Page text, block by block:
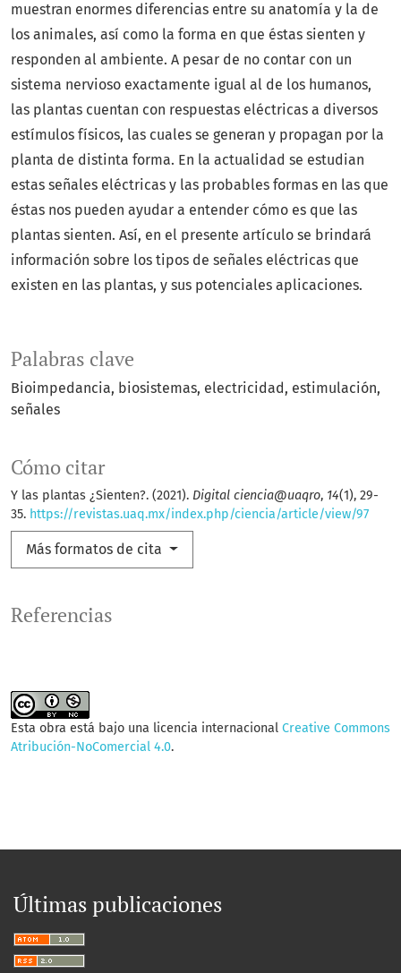
Palabras clave
Bioimpedancia biosistemas electricidad
estimulación
señales
Cómo citar
Y las plantas ¿Sienten?. (2021). Digital ciencia@uaqro, 14(1), 29-
35. https://revistas.uaq.mx/index.php/ciencia/article/view/97
Más formatos de cita
muestran enormes diferencias entre su anatomía y la de
los animales, así como la forma en que éstas sienten y
responden al ambiente. A pesar de no contar con un
sistema nervioso exactamente igual al de los humanos,
las plantas cuentan con respuestas eléctricas a diversos
estímulos físicos, las cuales se generan y propagan por la
planta de distinta forma. En la actualidad se estudian
estas señales eléctricas y las probables formas en las que
éstas nos pueden ayudar a entender cómo es que las
plantas sienten. Así, en el presente artículo se brindará
información sobre los tipos de señales eléctricas que
existen en las plantas, y sus potenciales aplicaciones.
Referencias
Esta obra está bajo una licencia internacional Creative Commons
Atribución-NoComercial 4.0.
Últimas publicaciones